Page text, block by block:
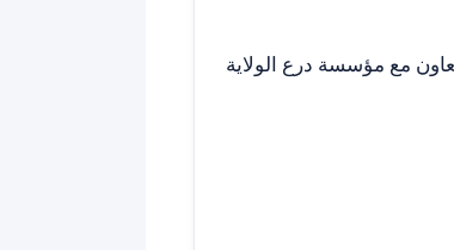
مع مؤسسة درع الولاية